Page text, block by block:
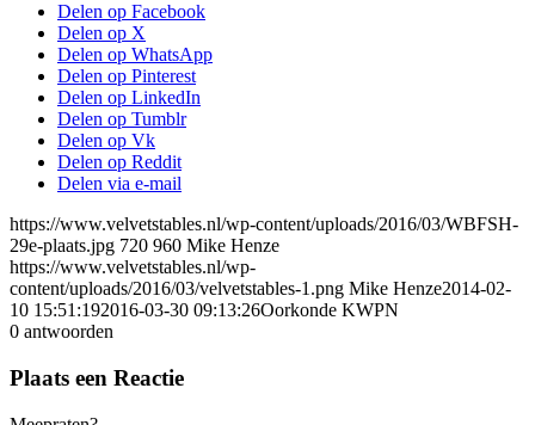
Delen op Facebook
Delen op X
Delen op WhatsApp
Delen op Pinterest
Delen op LinkedIn
Delen op Tumblr
Delen op Vk
Delen op Reddit
Delen via e-mail
https://www.velvetstables.nl/wp-content/uploads/2016/03/WBFSH-
29e-plaats.jpg 720 960 Mike Henze
https://www.velvetstables.nl/wp-
content/uploads/2016/03/velvetstables-1.png Mike Henze2014-02-
10 15:51:192016-03-30 09:13:26Oorkonde KWPN
0 antwoorden
Plaats een Reactie